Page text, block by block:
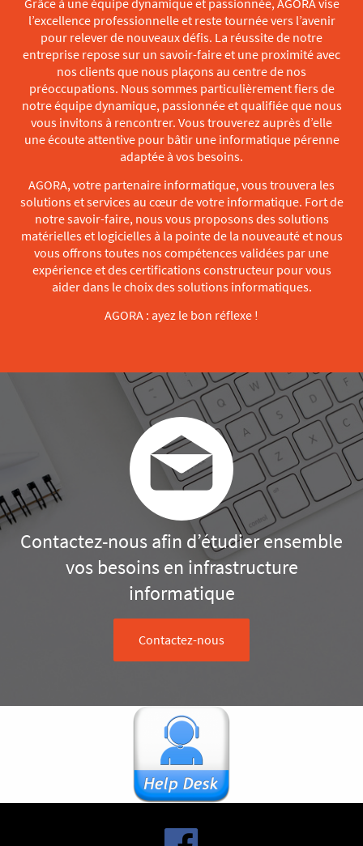
Grâce à une équipe dynamique et passionnée, AGORA vise
l’excellence professionnelle et reste tournée vers l’avenir
pour relever de nouveaux défis. La réussite de notre
entreprise repose sur un savoir-faire et une proximité avec
nos clients que nous plaçons au centre de nos
préoccupations. Nous sommes particulièrement fiers de
notre équipe dynamique, passionnée et qualifiée que nous
vous invitons à rencontrer. Vous trouverez auprès d’elle
une écoute attentive pour bâtir une informatique pérenne
adaptée à vos besoins.
AGORA, votre partenaire informatique, vous trouvera les
solutions et services au cœur de votre informatique. Fort de
notre savoir-faire, nous vous proposons des solutions
matérielles et logicielles à la pointe de la nouveauté et nous
vous offrons toutes nos compétences validées par une
expérience et des certifications constructeur pour vous
aider dans le choix des solutions informatiques.
AGORA : ayez le bon réflexe !
Contactez-nous afin d’étudier ensemble
vos besoins en infrastructure
informatique
Contactez-nous